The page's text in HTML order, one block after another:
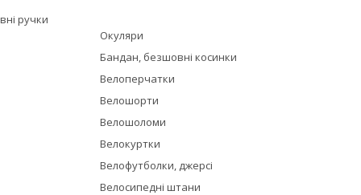
ручки
Окуляри
Бандан, безшовні косинки
Велоперчатки
Велошорти
Велошоломи
Велокуртки
Велофутболки, джерсі
Велосипедні штани